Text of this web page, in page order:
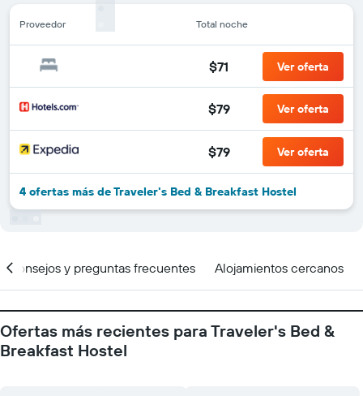
Proveedor Total noche
$71 Ver oferta
$79 Ver oferta
$79 Ver oferta
4 ofertas más de Traveler's Bed & Breakfast Hostel
Consejos y preguntas frecuentes Alojamientos cercanos
Ofertas más recientes para Traveler's Bed &
Breakfast Hostel